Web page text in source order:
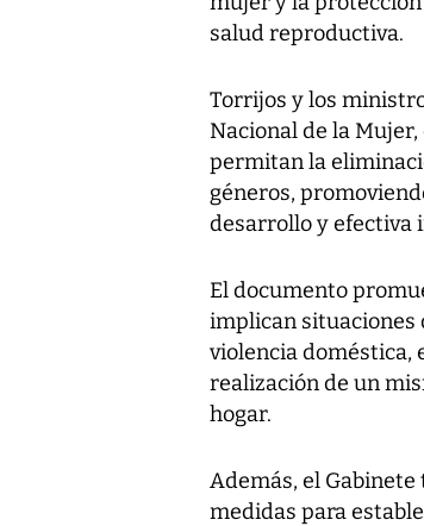
salud reproductiva.
Torrijos y los
Nacional de la
permitan la
géneros,
desarrollo y efectiva
El documento
implican situaciones
violencia doméstica,
realización de un
hogar.
Además, el
medidas para